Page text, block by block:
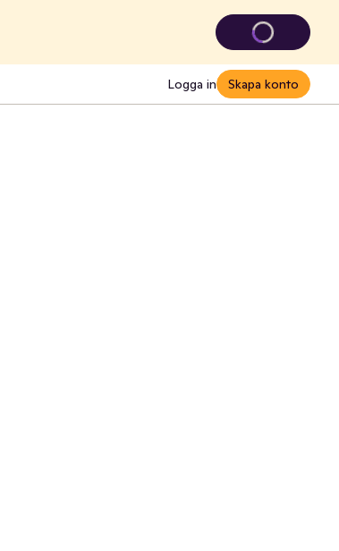
Logga in Skapa konto